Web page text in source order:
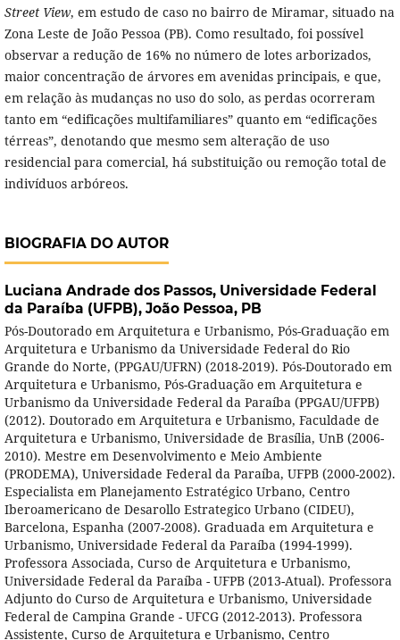
Street View, em estudo de caso no bairro de Miramar, situado na
Zona Leste de João Pessoa (PB). Como resultado, foi possível
observar a redução de 16% no número de lotes arborizados,
maior concentração de árvores em avenidas principais, e que,
em relação às mudanças no uso do solo, as perdas ocorreram
tanto em “edificações multifamiliares” quanto em “edificações
térreas”, denotando que mesmo sem alteração de uso
residencial para comercial, há substituição ou remoção total de
indivíduos arbóreos.
BIOGRAFIA DO AUTOR
Luciana Andrade dos Passos, Universidade Federal
da Paraíba (UFPB), João Pessoa, PB
Pós-Doutorado em Arquitetura e Urbanismo, Pós-Graduação em
Arquitetura e Urbanismo da Universidade Federal do Rio
Grande do Norte, (PPGAU/UFRN) (2018-2019). Pós-Doutorado em
Arquitetura e Urbanismo, Pós-Graduação em Arquitetura e
Urbanismo da Universidade Federal da Paraíba (PPGAU/UFPB)
(2012). Doutorado em Arquitetura e Urbanismo, Faculdade de
Arquitetura e Urbanismo, Universidade de Brasília, UnB (2006-
2010). Mestre em Desenvolvimento e Meio Ambiente
(PRODEMA), Universidade Federal da Paraíba, UFPB (2000-2002).
Especialista em Planejamento Estratégico Urbano, Centro
Iberoamericano de Desarollo Estrategico Urbano (CIDEU),
Barcelona, Espanha (2007-2008). Graduada em Arquitetura e
Urbanismo, Universidade Federal da Paraíba (1994-1999).
Professora Associada, Curso de Arquitetura e Urbanismo,
Universidade Federal da Paraíba - UFPB (2013-Atual). Professora
Adjunto do Curso de Arquitetura e Urbanismo, Universidade
Federal de Campina Grande - UFCG (2012-2013). Professora
Assistente, Curso de Arquitetura e Urbanismo, Centro